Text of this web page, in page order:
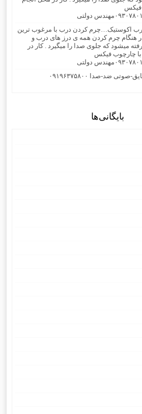
فیکس
اکوستیک…چرم کردن درب با مرغوب ترین
چرم کردن همه ی درز های درب و
میشود که جلوی صدا را میگیرد . کار در
چارچوب فیکس
اکوستیک -درب عایق-صوتی ضد-صدا ۰۹۱۹۶۳۷۵۸۰۰
بایگانی‌ها